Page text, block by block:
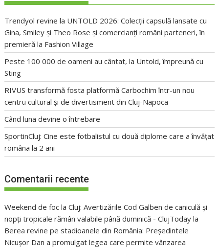
Trendyol revine la UNTOLD 2026: Colecții capsulă lansate cu
Gina, Smiley și Theo Rose și comercianți români parteneri, în
premieră la Fashion Village
Peste 100 000 de oameni au cântat, la Untold, împreună cu
Sting
RIVUS transformă fosta platformă Carbochim într-un nou
centru cultural și de divertisment din Cluj-Napoca
Când luna devine o întrebare
SportinCluj: Cine este fotbalistul cu două diplome care a învățat
româna la 2 ani
Comentarii recente
Weekend de foc la Cluj: Avertizările Cod Galben de caniculă și
nopți tropicale rămân valabile până duminică - ClujToday la
Berea revine pe stadioanele din România: Președintele
Nicușor Dan a promulgat legea care permite vânzarea